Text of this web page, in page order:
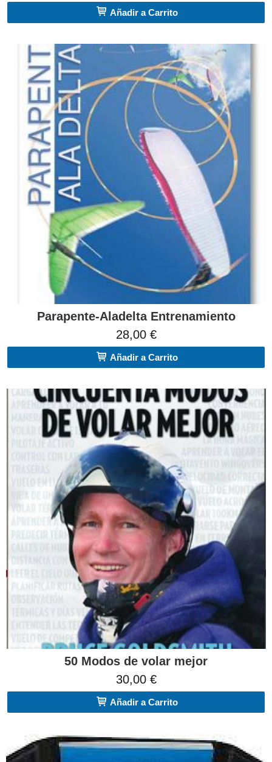
Añadir a Carrito
Parapente-Aladelta Entrenamiento
28,00 €
Añadir a Carrito
50 Modos de volar mejor
30,00 €
Añadir a Carrito